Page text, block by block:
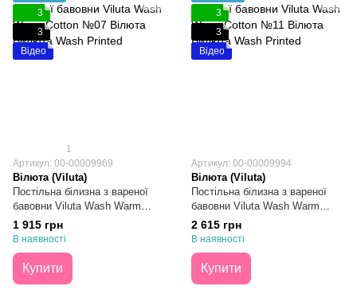
3
3
Відео
1
Артикул: 00-00009969
Вілюта (Viluta)
Постільна білизна з вареної
бавовни Viluta Wash Warm
Cotton №07 Двоспальна
1 915 грн
В наявності
Купити
3
3
Відео
Артикул: 00-00009994
Вілюта (Viluta)
Постільна білизна з вареної
бавовни Viluta Wash Warm
Cotton №11 Сімейна
2 615 грн
В наявності
Купити